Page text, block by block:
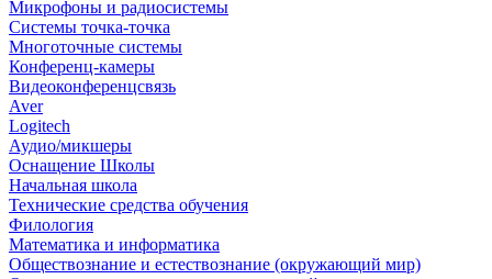
Микрофоны и радиосистемы
Системы точка-точка
Многоточные системы
Конференц-камеры
Видеоконференцсвязь
Aver
Logitech
Аудио/микшеры
Оснащение Школы
Начальная школа
Технические средства обучения
Филология
Математика и информатика
Обществознание и естествознание (окружающий мир)